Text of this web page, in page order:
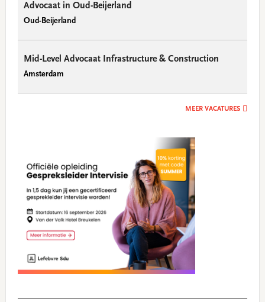
Advocaat in Oud-Beijerland
Oud-Beijerland
Mid-Level Advocaat Infrastructure & Construction
Amsterdam
MEER VACATURES